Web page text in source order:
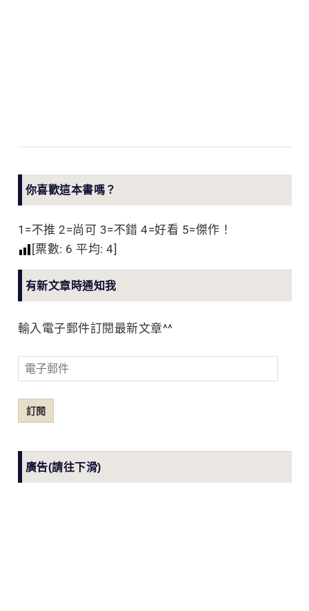
你喜歡這本書嗎？
1=不推 2=尚可 3=不錯 4=好看 5=傑作！
[票數: 6 平均: 4]
有新文章時通知我
輸入電子郵件訂閱最新文章^^
電
子
郵
件
訂閱
廣告(請往下滑)